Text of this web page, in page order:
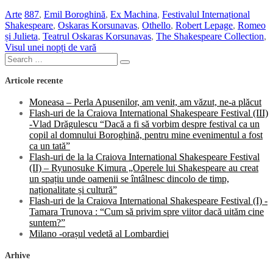
de
spectator
Arte 887, Emil Boroghină, Ex Machina, Festivalul Internațional
Shakespeare, Oskaras Korsunavas, Othello, Robert Lepage, Romeo
și Julieta, Teatrul Oskaras Korsunavas, The Shakespeare Collection,
Visul unei nopți de vară
Search
for:
Search
Articole recente
Moneasa – Perla Apusenilor, am venit, am văzut, ne-a plăcut
Flash-uri de la Craiova International Shakespeare Festival (III)
-Vlad Drăgulescu “Dacă a fi să vorbim despre festival ca un
copil al domnului Boroghină, pentru mine evenimentul a fost
ca un tată”
Flash-uri de la la Craiova International Shakespeare Festival
(II) – Ryunosuke Kimura „Operele lui Shakespeare au creat
un spațiu unde oamenii se întâlnesc dincolo de timp,
naționalitate și cultură”
Flash-uri de la Craiova International Shakespeare Festival (I) -
Tamara Trunova : “Cum să privim spre viitor dacă uităm cine
suntem?”
Milano -orașul vedetă al Lombardiei
Arhive